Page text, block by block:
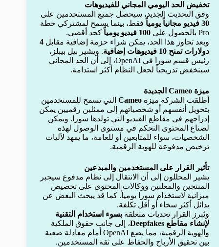
تخفيض الحد اليومي المجاني للفيديوهات
وفق التحديث الجديد، سيحصل جميع المستخدمين على
30 فيديو مجانياً يومياً
فقط، بينما يسمح لمشتركي خطة
Pro بالحصول على
100 فيديو يومياً
كحد أقصى.
وبعد تجاوز هذا الحد، يمكن شراء حزمة إضافية مقابل 4
دولارات تمنح 10 فيديوهات إضافية
. ويشير بيل بيبلز،
رئيس قسم سورا في OpenAI، إلى أن الحد المجاني
سينخفض تدريجياً لجعل النظام أكثر استدامة.
ميزة Cameo الجديدة
أطلقت الشركة ميزة Cameo التي تسمح للمستخدمين
بتحويل أنفسهم أو شخصياتهم إلى ممثلين رقميين يمكن
إدراجهم في مقاطع الفيديو التي تولدها سورا. ويمكن
لصناع المحتوى التحكم في مستوى الوصول لهذه
الشخصيات، سواء للمتابعين أو للعامة، ما يمهد لآليات
ترخيص مدفوعة للهوية الرقمية.
تأثير القرار على المستخدمين والمبدعين
يشير المحللون إلى أن الانتقال إلى نظام مدفوع سيجبر
المنتجين والمعلنين ووكالات المحتوى على تخصيص
ميزانية لاستخدام سورا يومياً. كما قد يبحث البعض عن
بدائل أكثر سخاء أو أقل تكلفة.
ويُبرز القرار تحديات متعلقة بسوء استخدام التقنية
لإنشاء مقاطع Deepfakes
، إلى جانب حقوق الملكية
والهوية الرقمية، مما يضع OpenAI أمام معادلة صعبة
بين تحقيق الأرباح والحفاظ على ثقة المستخدمين.